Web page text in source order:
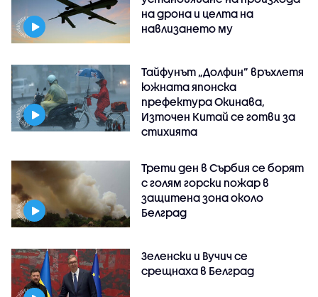
на дрона и целта на
навлизането му
Тайфунът „Долфин” връхлетя
южната японска
префектура Окинава,
Източен Китай се готви за
стихията
Трети ден в Сърбия се борят
с голям горски пожар в
защитена зона около
Белград
Зеленски и Вучич се
срещнаха в Белград